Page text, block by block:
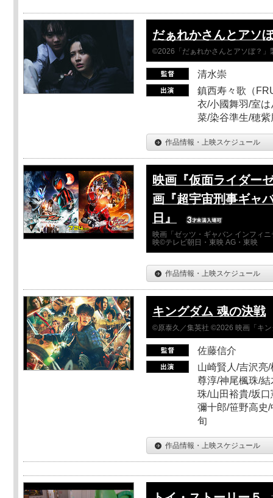
だぁれかさんとアソ
©2026「だぁれかさんとアソぼ？」
清水崇
鎮西寿々歌（
衣/小國舞羽/室
菜/染谷準生/穂
作品情報・上映スケジュール
映画『仮面ライダー
画『超宇宙刑事ギャ
日』
映画「ゼッツ・ギャバン インフィ
映©テレビ朝日・東映 AG・東映
作品情報・上映スケジュール
キングダム 魂の決戦
©原泰久／集英社 ©2026 映画「キ
佐藤信介
山崎賢人/吉沢亮
尊淳/神尾楓珠/
珠/山田裕貴/坂
彌十郎/笹野高史
旬
作品情報・上映スケジュール